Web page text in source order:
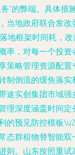
”的弊端。具体
当地政府联合发
地框架时间耗，
率，对每一个投
策略管理资源配
制倒流的缓焦落
途实创集团市域
理深度涵盖时间
的预见防控模板
态群租物替智能
则。山东按照重